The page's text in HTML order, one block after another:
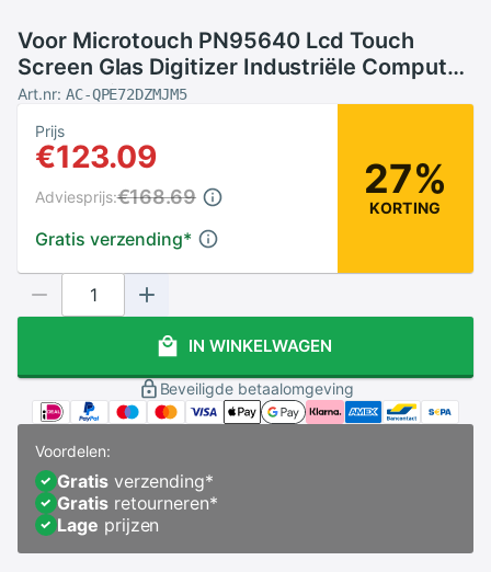
Voor Microtouch PN95640 Lcd Touch
Screen Glas Digitizer Industriële Computer
Accessoires
Art.nr: AC-QPE72DZMJM5
Prijs
€123.09
Gratis verzending*
Adviesprijs:€168.69 27%
KORTING
IN WINKELWAGEN
Beveiligde betaalomgeving
Voordelen:
Gratisverzending*
Gratisretourneren*
Lage prijzen